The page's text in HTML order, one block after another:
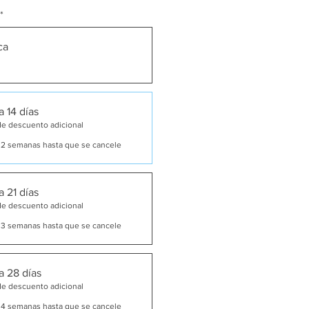
*
14 días
descuento adicional
semanas hasta que se cancele
21 días
descuento adicional
semanas hasta que se cancele
28 días
descuento adicional
semanas hasta que se cancele